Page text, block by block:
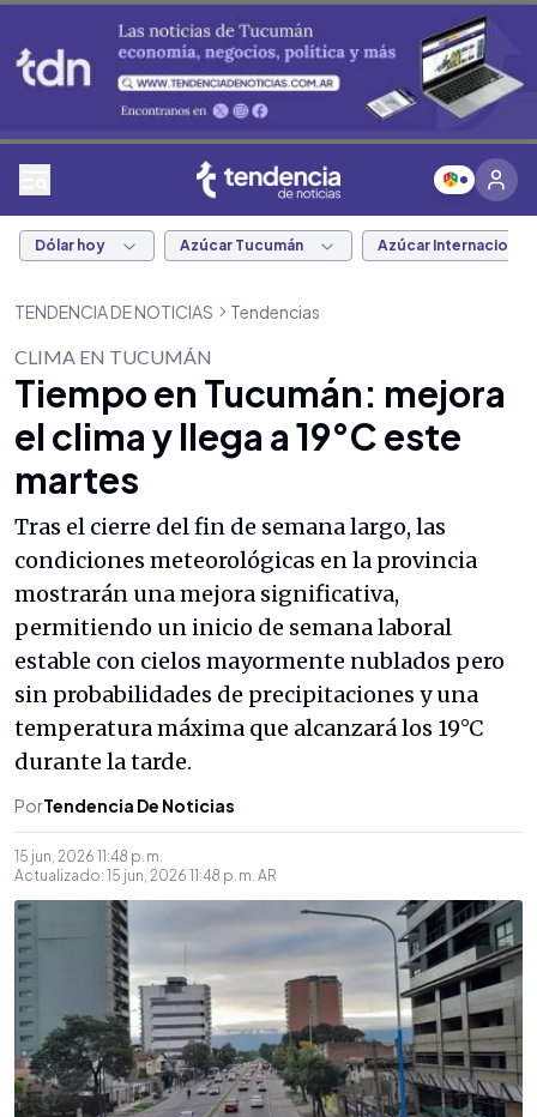
Dólar hoy Azúcar Tucumán Azúcar Internacional
TENDENCIA DE NOTICIAS Tendencias
CLIMA EN TUCUMÁN
Tiempo en Tucumán: mejora
el clima y llega a 19°C este
martes
Tras el cierre del fin de semana largo, las
condiciones meteorológicas en la provincia
mostrarán una mejora significativa,
permitiendo un inicio de semana laboral
estable con cielos mayormente nublados pero
sin probabilidades de precipitaciones y una
temperatura máxima que alcanzará los 19°C
durante la tarde.
PorTendencia De Noticias
15 jun, 2026 11:48 p. m.
Actualizado: 15 jun, 2026 11:48 p. m. AR